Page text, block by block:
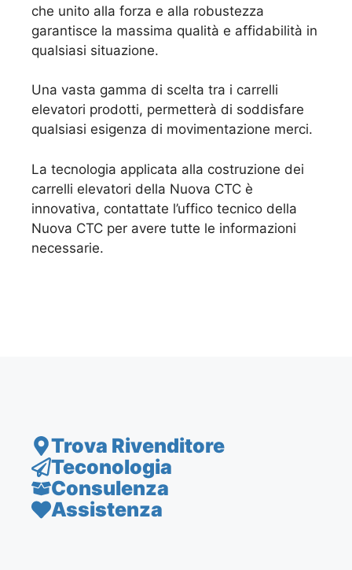
che unito alla forza e alla robustezza
garantisce la massima qualità e affidabilità in
qualsiasi situazione.
Una vasta gamma di scelta tra i carrelli
elevatori prodotti, permetterà di soddisfare
qualsiasi esigenza di movimentazione merci.
La tecnologia applicata alla costruzione dei
carrelli elevatori della Nuova CTC è
innovativa, contattate l’uffico tecnico della
Nuova CTC per avere tutte le informazioni
necessarie.
Trova Rivenditore
Teconologia
Consulenza
Assistenza